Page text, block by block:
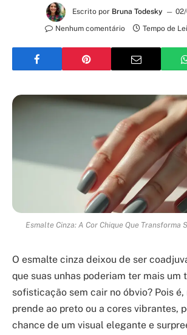
Escrito por Bruna Todesky
Nenhum comentário
Tempo de
Esmalte Cinza: A Cor Chique Que Transforma
O esmalte cinza deixou de ser
que suas unhas poderiam ter mais um
sofisticação sem cair no óbvio? Pois
prende ao preto ou a cores vibrantes,
chance de um visual elegante e